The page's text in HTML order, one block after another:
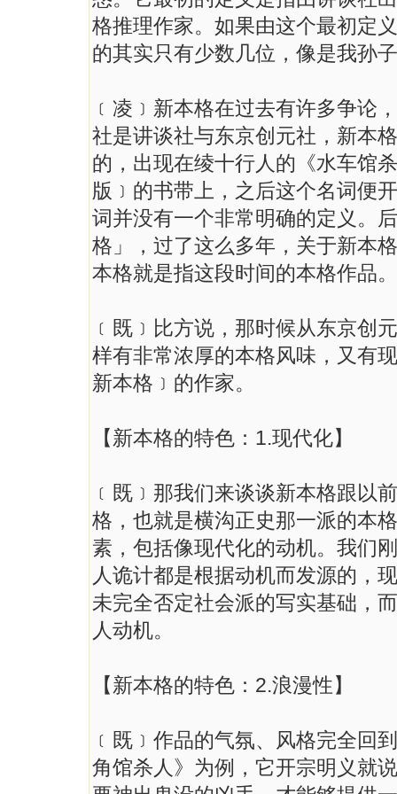
格推理作家。如果由这个最初定
的其实只有少数几位，像是我孙
﹝凌﹞新本格在过去有许多争论
社是讲谈社与东京创元社，新本
的，出现在绫十行人的《水车馆
版﹞的书带上，之后这个名词便
词并没有一个非常明确的定义。
格」，过了这么多年，关于新本
本格就是指这段时间的本格作品。
﹝既﹞比方说，那时候从东京创
样有非常浓厚的本格风味，又有
新本格﹞的作家。
【新本格的特色：1.现代化】
﹝既﹞那我们来谈谈新本格跟以
格，也就是横沟正史那一派的本
素，包括像现代化的动机。我们
人诡计都是根据动机而发源的，
未完全否定社会派的写实基础，
人动机。
【新本格的特色：2.浪漫性】
﹝既﹞作品的气氛、风格完全回
角馆杀人》为例，它开宗明义就